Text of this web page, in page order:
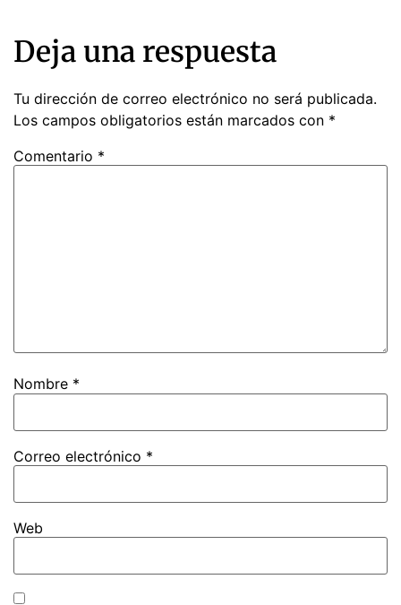
Deja una respuesta
Tu dirección de correo electrónico no será publicada.
Los campos obligatorios están marcados con *
Comentario *
Nombre *
Correo electrónico *
Web